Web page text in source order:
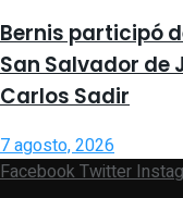
Bernis participó
San Salvador de
Carlos Sadir
7 agosto, 2026
FacebookTwitter